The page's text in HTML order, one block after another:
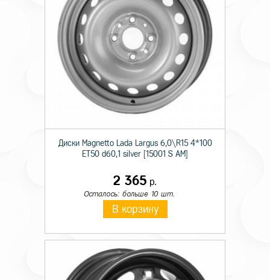
Диски Magnetto Lada Largus 6,0\R15 4*100
ET50 d60,1 silver [15001 S AM]
2 365 р.
Осталось: больше 10 шт.
В корзину